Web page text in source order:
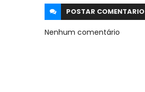
POSTAR COMENTARIO
Nenhum comentário